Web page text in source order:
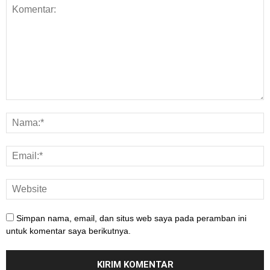
Simpan nama, email, dan situs web saya pada peramban ini
untuk komentar saya berikutnya.